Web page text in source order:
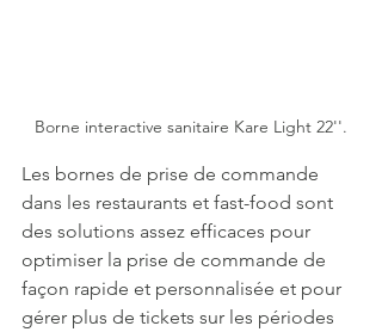
Borne interactive sanitaire Kare Light 22''.
Les bornes de prise de commande
dans les restaurants et fast-food sont
des solutions assez efficaces pour
optimiser la prise de commande de
façon rapide et personnalisée et pour
gérer plus de tickets sur les périodes